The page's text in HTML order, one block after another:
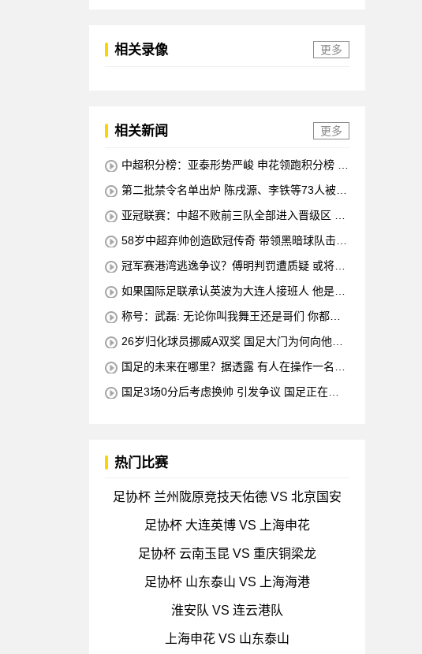
相关录像 更多
相关新闻 更多
中超积分榜：亚泰形势严峻 申花领跑积分榜 三
第二批禁令名单出炉 陈戌源、李铁等73人被终
亚冠联赛：中超不败前三队全部进入晋级区 申
58岁中超弃帅创造欧冠传奇 带领黑暗球队击败
冠军赛港湾逃逸争议？傅明判罚遭质疑 或将改
如果国际足联承认英波为大连人接班人 他是否
称号：武磊: 无论你叫我舞王还是哥们 你都会
26岁归化球员挪威A双奖 国足大门为何向他关
国足的未来在哪里？据透露 有人在操作一名归
打进4球
国足3场0分后考虑换帅 引发争议 国足正在努
热门比赛
足协杯 兰州陇原竞技天佑德 VS 北京国安
足协杯 大连英博 VS 上海申花
足协杯 云南玉昆 VS 重庆铜梁龙
足协杯 山东泰山 VS 上海海港
淮安队 VS 连云港队
上海申花 VS 山东泰山